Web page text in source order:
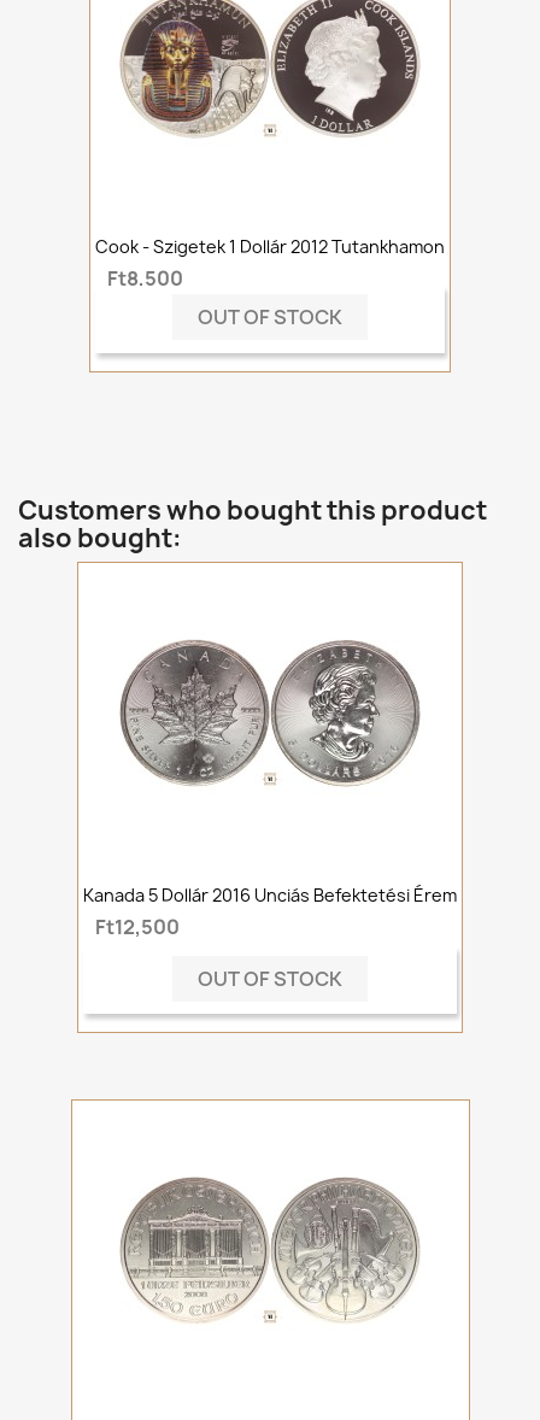
Cook - Szigetek 1 Dollár 2012 Tutankhamon
Ft8,500
OUT OF STOCK
Customers who bought this product
also bought:
Kanada 5 Dollár 2016 Unciás Befektetési Érem
Ft12,500
OUT OF STOCK